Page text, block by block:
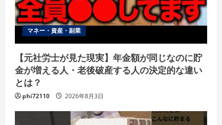
マネー・資産・副業
【元社労士が見た現実】年金額が同じなのに貯
金が増える人・老後破産する人の決定的な違い
とは？
phi72110 2026年8月3日